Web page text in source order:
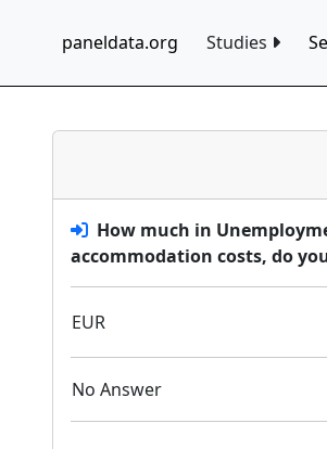
paneldata.org Studies
How much in
accommodation costs, do
EUR
No Answer